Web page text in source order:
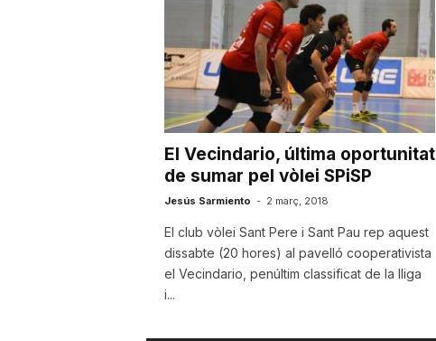
t
a
t
e
T
El Vecindario, última oportunitat
de sumar pel vòlei SPiSP
Jesús Sarmiento - 2 març, 2018
El club vòlei Sant Pere i Sant Pau rep aquest
dissabte (20 hores) al pavelló cooperativista
el Vecindario, penúltim classificat de la lliga
i...